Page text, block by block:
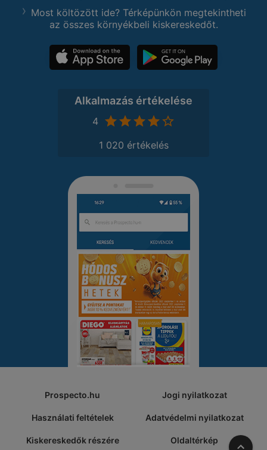
Most költözött ide? Térképünkön megtekintheti
az összes környékbeli kiskereskedőt.
Alkalmazás értékelése
4
1 020 értékelés
Prospecto.hu Jogi nyilatkozat
Használati feltételek Adatvédelmi nyilatkozat
Kiskereskedők részére Oldaltérkép A